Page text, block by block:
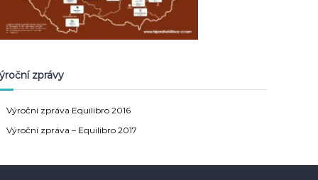
zprávy
Výroční zpráva Equilibro 2016
Výroční zpráva – Equilibro 2017